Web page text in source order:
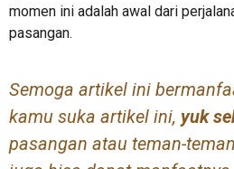
momen ini adalah awal dari
pasangan.
Semoga artikel ini
kamu suka artikel ini, yuk
pasangan atau teman-